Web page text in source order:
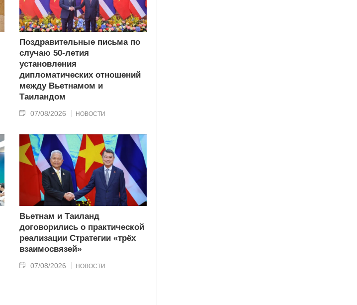
Поздравительные письма по
случаю 50-летия
установления
дипломатических отношений
между Вьетнамом и
Таиландом
07/08/2026 НОВОСТИ
Вьетнам и Таиланд
договорились о практической
реализации Стратегии «трёх
взаимосвязей»
07/08/2026 НОВОСТИ